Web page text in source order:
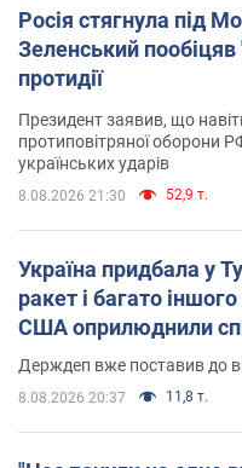
Росія стягнула під
Зеленський пообіцяв
протидії
Президент заявив, що
протиповітряної оборони
українських ударів
8.08.2026 21:30 52,9 т.
Україна придбала у
ракет і багато
США оприлюднили
Держдеп вже поставив до
8.08.2026 20:37 11,8 т.